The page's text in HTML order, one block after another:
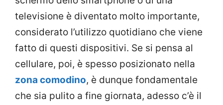
televisione è diventato molto importante,
considerato l’utilizzo quotidiano che viene
fatto di questi dispositivi. Se si pensa al
cellulare, poi, è spesso posizionato nella
zona comodino, è dunque fondamentale
che sia pulito a fine giornata, adesso c’è il